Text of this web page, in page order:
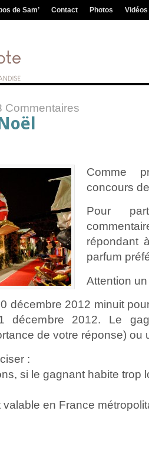
de Sam’ Contact Photos Vidéos
Commentaires
Comme
concours
Pour
répondant
parfum
Attention
décembre 2012 minuit
2012. Le
de votre réponse)
:
si le gagnant habite trop
en France